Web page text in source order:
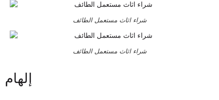
شراء اثاث مستعمل الطائف
شراء اثاث مستعمل الطائف
إلهام